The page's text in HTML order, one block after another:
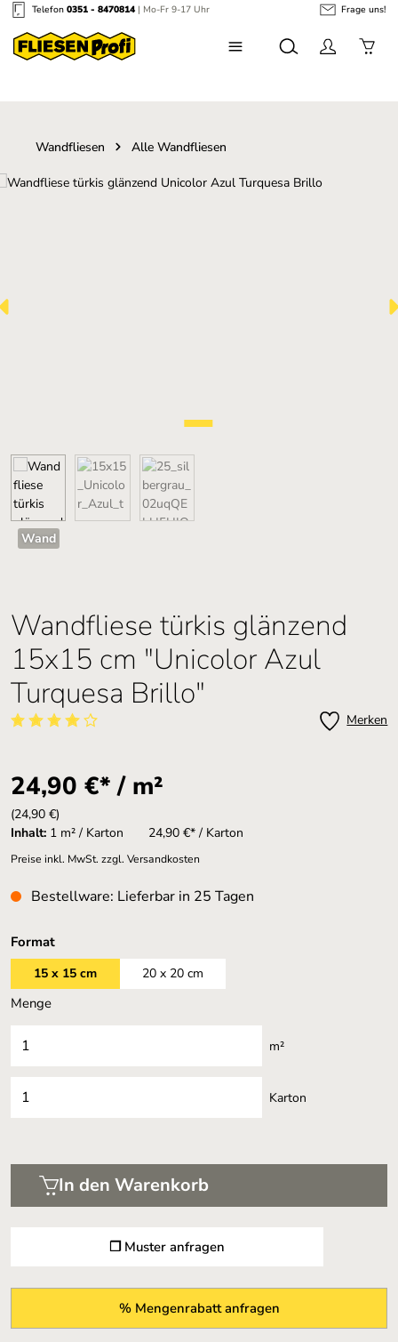
Zum Hauptinhalt springen
Telefon 0351 - 8470814| Mo-Fr 9-17 Uhr Frage uns!
Wandfliesen Alle Wandfliesen
Bildergalerie überspringen
Wand
Wandfliese türkis glänzend
15x15 cm "Unicolor Azul
Turquesa Brillo"
Merken
24,90 €* / m²
(24,90 €)
Inhalt: 1 m² / Karton 24,90 €* / Karton
Preise inkl. MwSt. zzgl. Versandkosten
Bestellware: Lieferbar in 25 Tagen
Formatauswählen
15 x 15 cm 20 x 20 cm
❐ Muster anfragen
Menge
m²
Karton
In den Warenkorb
% Mengenrabatt anfragen